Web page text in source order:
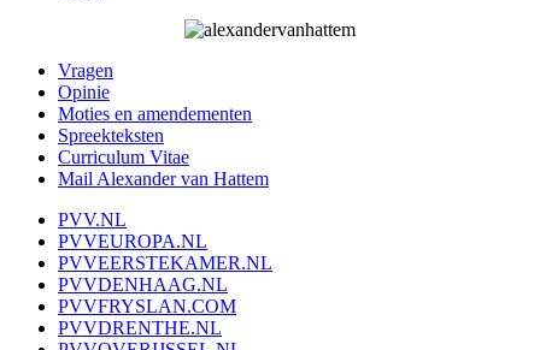
Vragen
Opinie
Moties en amendementen
Spreekteksten
Curriculum Vitae
Mail Alexander van Hattem
PVV.NL
PVVEUROPA.NL
PVVEERSTEKAMER.NL
PVVDENHAAG.NL
PVVFRYSLAN.COM
PVVDRENTHE.NL